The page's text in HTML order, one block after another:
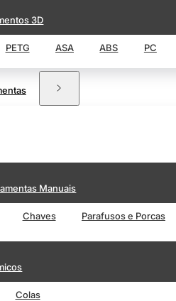
3D
PETG ASA ABS PC
Manuais
Chaves Parafusos e Porcas
Colas